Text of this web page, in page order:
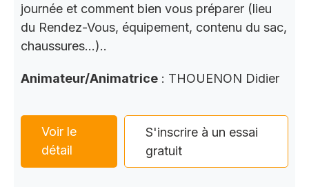
journée et comment bien vous préparer (lieu
du Rendez-Vous, équipement, contenu du sac,
chaussures…)..
Animateur/Animatrice : THOUENON Didier
Voir le
détail
S'inscrire à un essai
gratuit